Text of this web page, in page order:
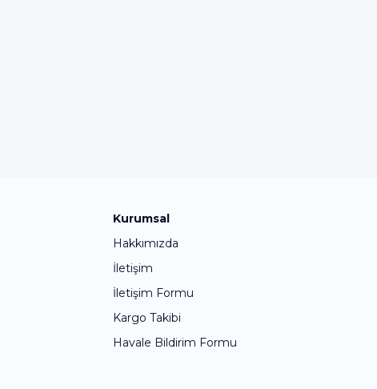
Kurumsal
Hakkımızda
İletişim
İletişim Formu
Kargo Takibi
Havale Bildirim Formu